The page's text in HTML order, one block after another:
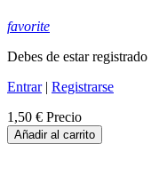
favorite
Debes de estar registrado
Entrar| Registrarse
1,50 € Precio
Añadir al carrito